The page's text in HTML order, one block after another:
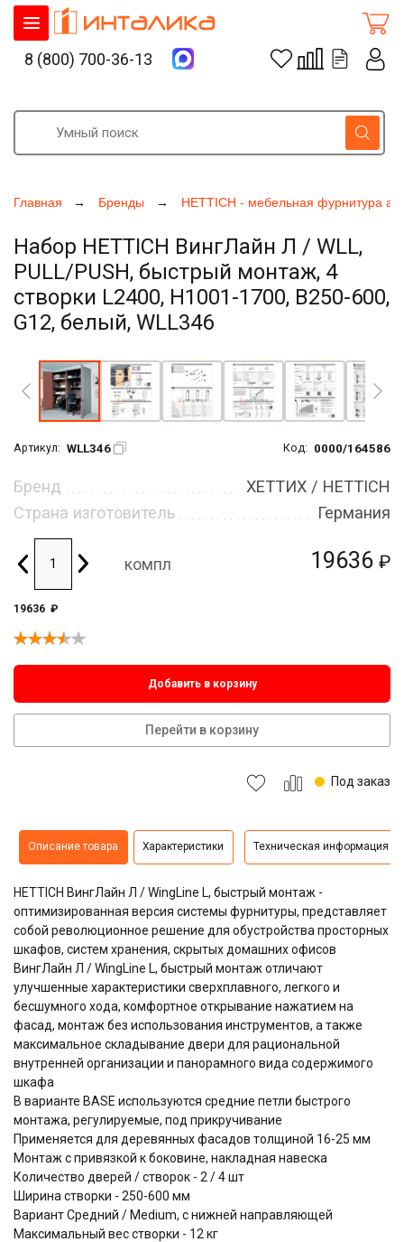
Главная Бренды HETTICH - мебельная фурнитура
Набор HETTICH ВингЛайн Л / WLL,
PULL/PUSH, быстрый монтаж, 4
створки L2400, H1001-1700, B250-600,
G12, белый, WLL346
Артикул: WLL346 Код: 0000/164586
19636 ₽
Бренд
ХЕТТИХ / HETTICH
Страна изготовитель
Германия
компл
19636 ₽
Добавить в корзину
Перейти в корзину
Под заказ
Описание товара Характеристики Техническая информация
HETTICH ВингЛайн Л / WingLine L, быстрый монтаж -
оптимизированная версия системы фурнитуры, представляет
собой революционное решение для обустройства просторных
шкафов, систем хранения, скрытых домашних офисов
ВингЛайн Л / WingLine L, быстрый монтаж отличают
улучшенные характеристики сверхплавного, легкого и
бесшумного хода, комфортное открывание нажатием на
фасад, монтаж без использования инструментов, а также
максимальное складывание двери для рациональной
внутренней организации и панорамного вида содержимого
шкафа
В варианте BASE используются средние петли быстрого
монтажа, регулируемые, под прикручивание
Применяется для деревянных фасадов толщиной 16-25 мм
Монтаж с привязкой к боковине, накладная навеска
Количество дверей / створок - 2 / 4 шт
Ширина створки - 250-600 мм
Вариант Средний / Medium, с нижней направляющей
Максимальный вес створки - 12 кг
8 (800) 700-36-13